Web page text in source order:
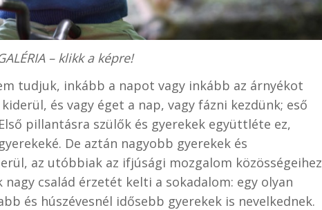
– klikk a képre!
tudjuk, inkább a napot vagy inkább az árnyékot
és vagy éget a nap, vagy fázni kezdünk; eső
pillantásra szülők és gyerekek együttléte ez,
De aztán nagyobb gyerekek és
az utóbbiak az ifjúsági mozgalom közösségeihez
család érzetét kelti a sokadalom: egy olyan
és húszévesnél idősebb gyerekek is nevelkednek.